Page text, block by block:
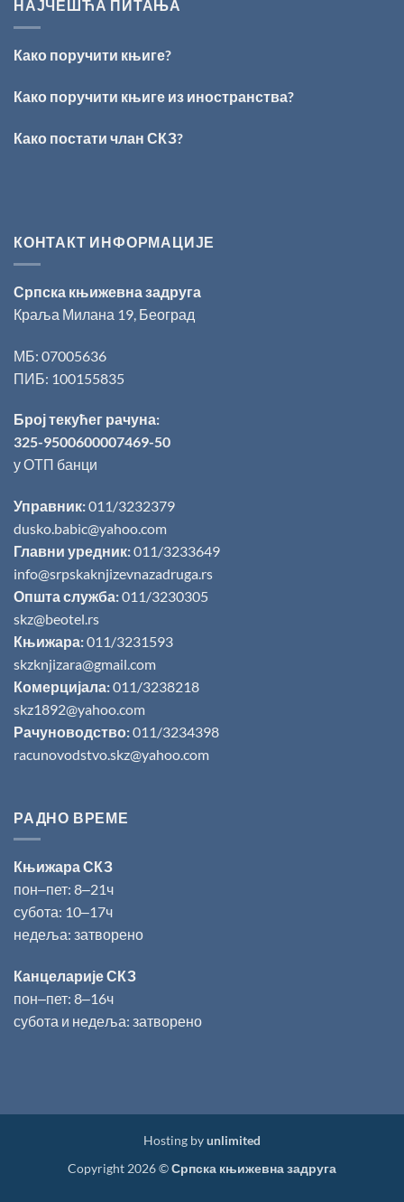
„Милован
поезију
НАЈЧЕШЋА ПИТАЊА
Како поручити књиге?
Како поручити књиге из иностранства?
Како постати члан СКЗ?
КОНТАКТ ИНФОРМАЦИЈЕ
Српска књижевна задруга
Краља Милана 19, Београд
МБ: 07005636
ПИБ: 100155835
Број текућег рачуна:
325-9500600007469-50
у ОТП банци
Управник:011/3232379
dusko.babic@yahoo.com
Главни уредник:011/3233649
info@srpskaknjizevnazadruga.rs
Општа служба:011/3230305
skz@beotel.rs
Књижара:011/3231593
skzknjizara@gmail.com
Комерцијала:011/3238218
skz1892@yahoo.com
Рачуноводство:011/3234398
racunovodstvo.skz@yahoo.com
РАДНО ВРЕМЕ
Књижара СКЗ
пон‒пет: 8‒21ч
субота: 10‒17ч
недеља: затворено
Канцеларије СКЗ
пон‒пет: 8‒16ч
субота и недеља: затворено
Hosting byunlimited
Copyright 2026 ©Српска књижевна задруга